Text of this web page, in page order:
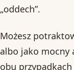
„oddech”.
Możesz
albo jako mocny
obu